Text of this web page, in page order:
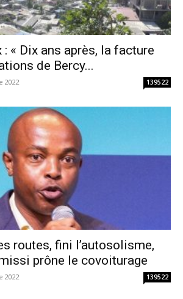
« Dix ans après, la facture
de Bercy...
2022 139522
routes, fini l’autosolisme,
prône le covoiturage
2022 139522